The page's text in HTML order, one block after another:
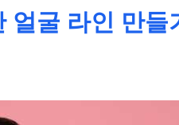
굴 라인 만들